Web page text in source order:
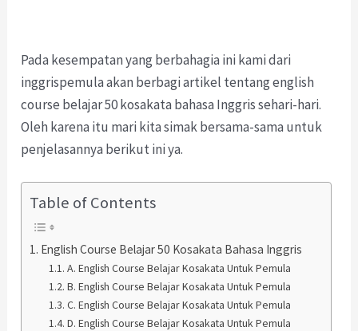
Pada kesempatan yang berbahagia ini kami dari
inggrispemula akan berbagi artikel tentang english
course belajar 50 kosakata bahasa Inggris sehari-hari.
Oleh karena itu mari kita simak bersama-sama untuk
penjelasannya berikut ini ya.
Table of Contents
English Course Belajar 50 Kosakata Bahasa Inggris
A. English Course Belajar Kosakata Untuk Pemula
B. English Course Belajar Kosakata Untuk Pemula
C. English Course Belajar Kosakata Untuk Pemula
D. English Course Belajar Kosakata Untuk Pemula